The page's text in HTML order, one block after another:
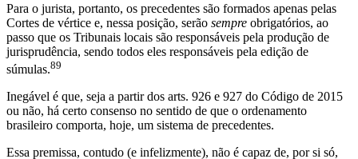
Para o jurista, portanto, os precedentes são formados apenas pelas
Cortes de vértice e, nessa posição, serão sempre obrigatórios, ao
passo que os Tribunais locais são responsáveis pela produção de
jurisprudência, sendo todos eles responsáveis pela edição de
súmulas.89
Inegável é que, seja a partir dos arts. 926 e 927 do Código de 2015
ou não, há certo consenso no sentido de que o ordenamento
brasileiro comporta, hoje, um sistema de precedentes.
Essa premissa, contudo (e infelizmente), não é capaz de, por si só,